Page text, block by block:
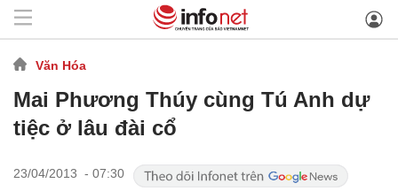
Văn Hóa
Mai Phương Thúy cùng Tú Anh dự
tiệc ở lâu đài cổ
23/04/2013 - 07:30